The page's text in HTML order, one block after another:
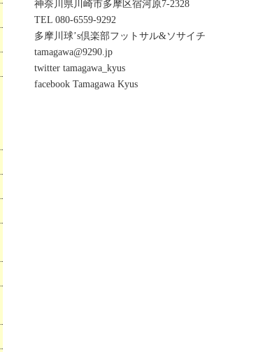
神奈川県川崎市多摩区宿河原7-2328
TEL 080-6559-9292
多摩川球’s倶楽部フットサル&ソサイチ
tamagawa@9290.jp
twitter tamagawa_kyus
facebook Tamagawa Kyus